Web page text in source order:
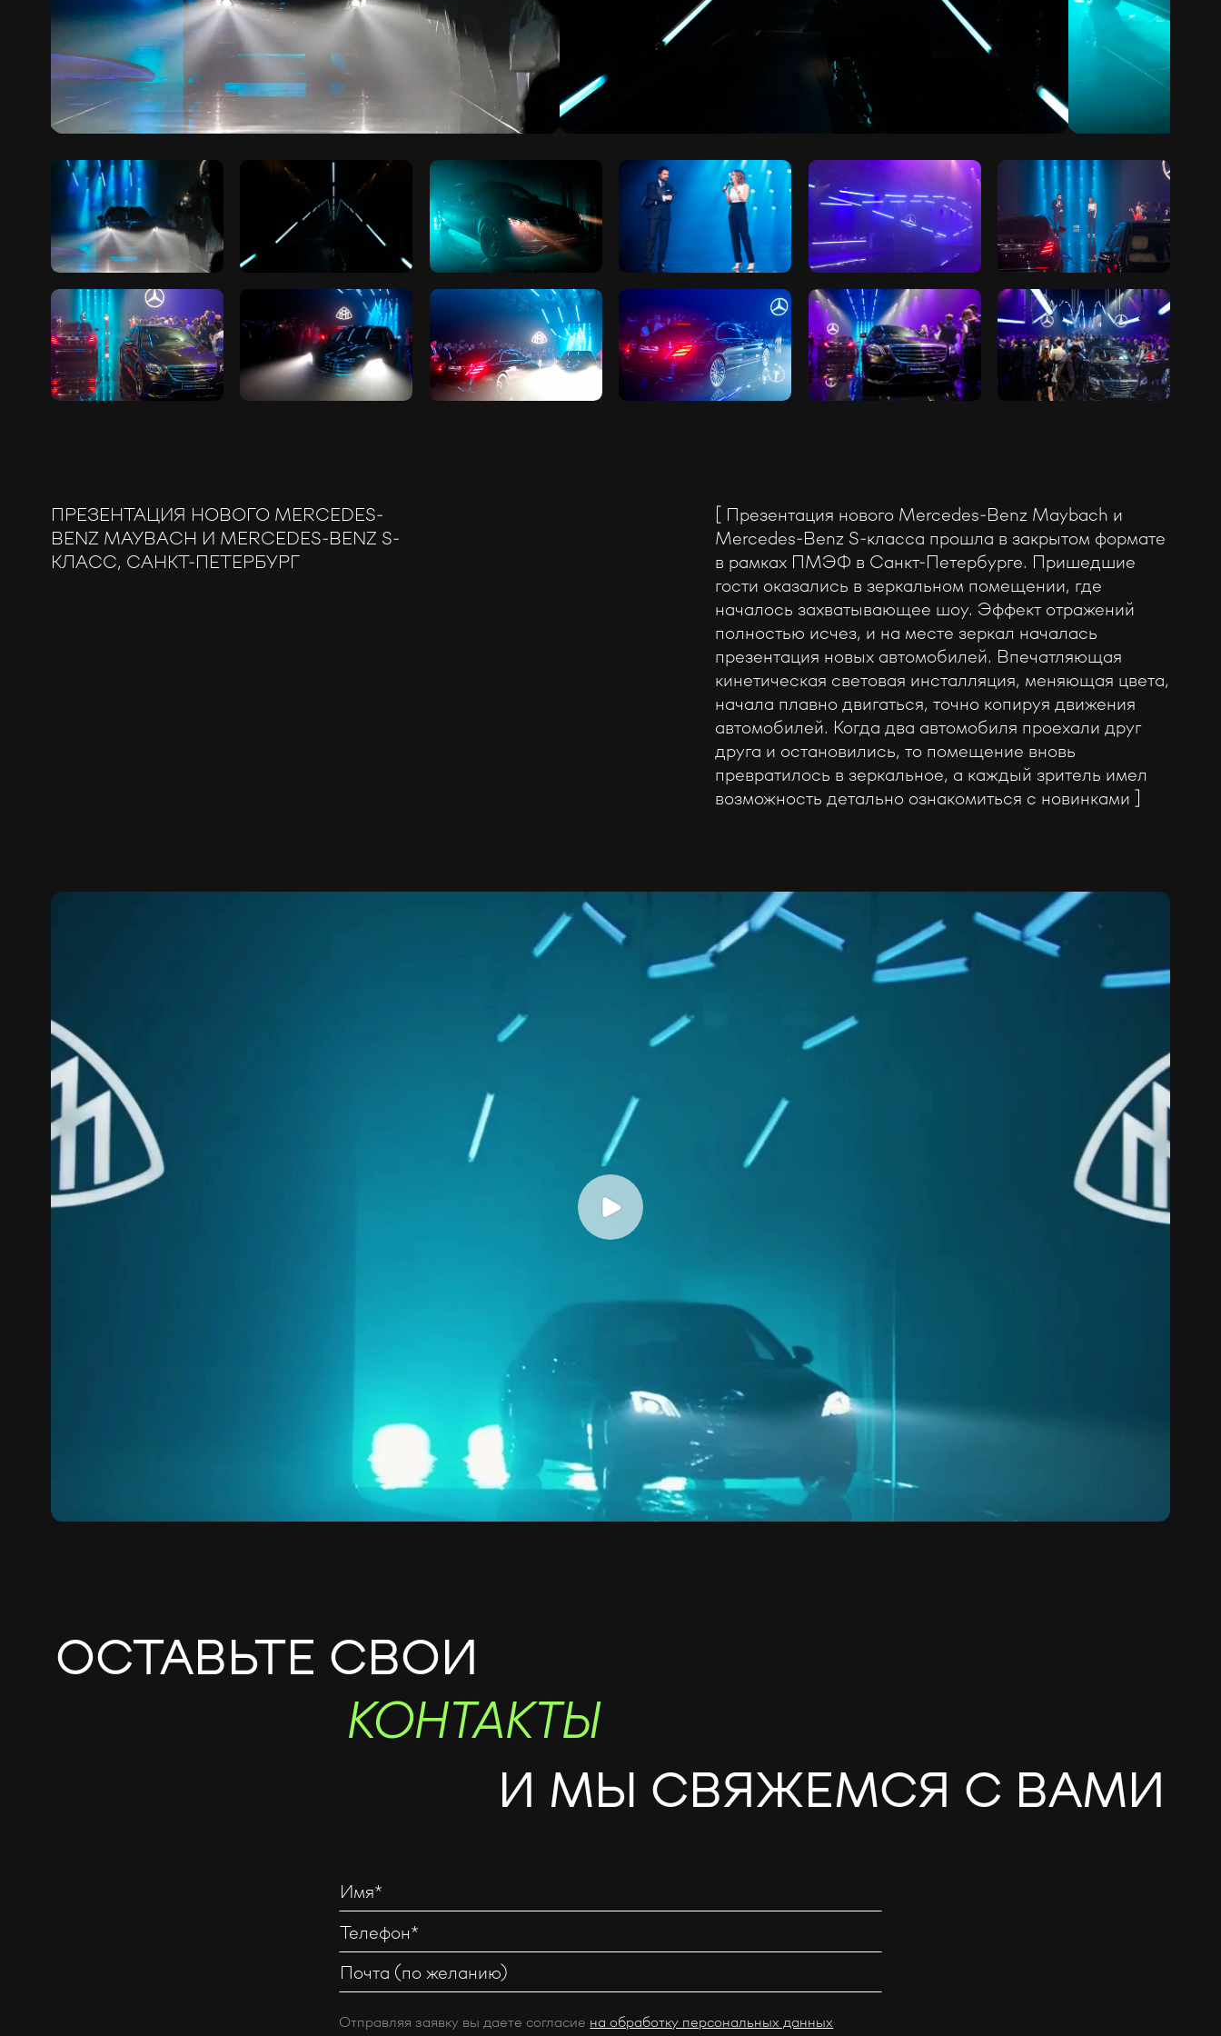
ПРЕЗЕНТАЦИЯ НОВОГО MERCEDES-
BENZ MAYBACH И MERCEDES-BENZ S-
КЛАСС, САНКТ-ПЕТЕРБУРГ
[ Презентация нового Mercedes-Benz Maybach и
Mercedes-Benz S-класса прошла в закрытом формате
в рамках ПМЭФ в Санкт-Петербурге. Пришедшие
гости оказались в зеркальном помещении, где
началось захватывающее шоу. Эффект отражений
полностью исчез, и на месте зеркал началась
презентация новых автомобилей. Впечатляющая
кинетическая световая инсталляция, меняющая цвета,
начала плавно двигаться, точно копируя движения
автомобилей. Когда два автомобиля проехали друг
друга и остановились, то помещение вновь
превратилось в зеркальное, а каждый зритель имел
возможность детально ознакомиться с новинками ]
ОСТАВЬТЕ СВОИ
КОНТАКТЫ
И МЫ СВЯЖЕМСЯ С ВАМИ
Отправляя заявку вы даете согласие на обработку персональных данных